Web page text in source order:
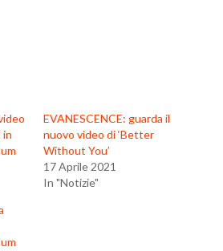
in
EVANESCENCE: guarda il
nuovo video di ‘Better
Without You’
17 Aprile 2021
In "Notizie"